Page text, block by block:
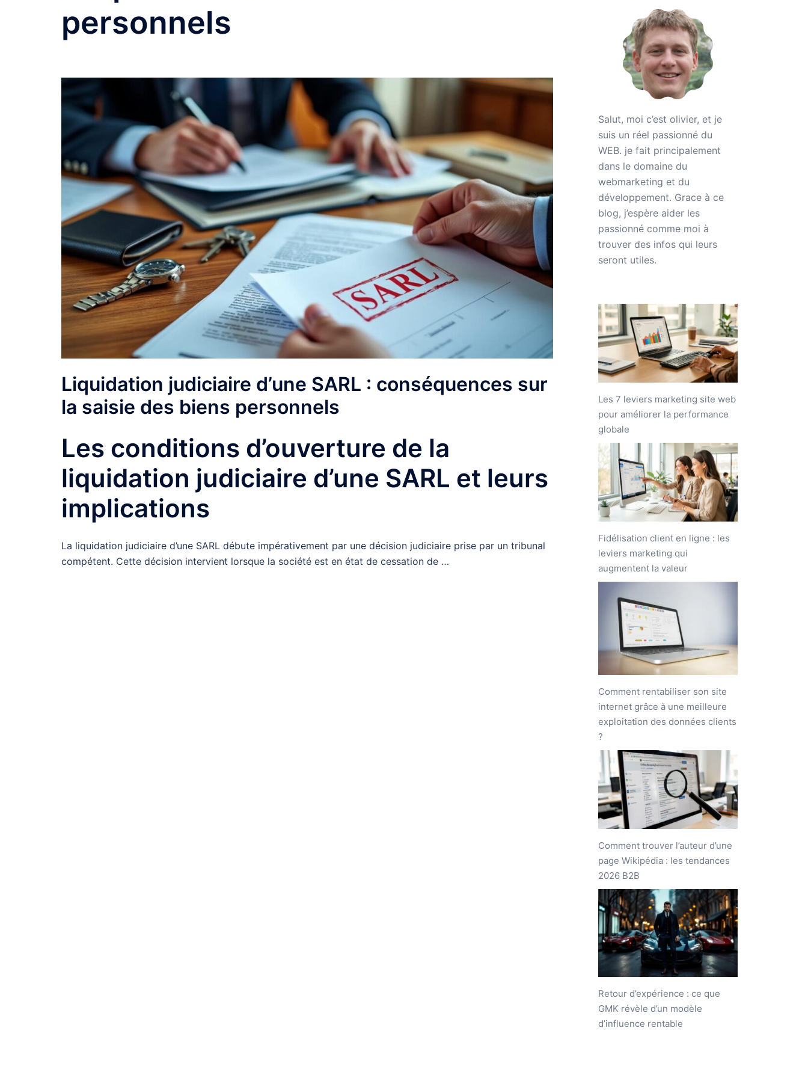
personnels
Liquidation judiciaire d’une SARL : conséquences sur
la saisie des biens personnels
Les conditions d’ouverture de la
liquidation judiciaire d’une SARL et leurs
implications
La liquidation judiciaire d’une SARL débute impérativement par une décision judiciaire prise par un tribunal
compétent. Cette décision intervient lorsque la société est en état de cessation de …
Salut, moi c’est olivier, et je
suis un réel passionné du
WEB. je fait principalement
dans le domaine du
webmarketing et du
développement. Grace à ce
blog, j’espère aider les
passionné comme moi à
trouver des infos qui leurs
seront utiles.
Les 7 leviers marketing site web
pour améliorer la performance
globale
Fidélisation client en ligne : les
leviers marketing qui
augmentent la valeur
Comment rentabiliser son site
internet grâce à une meilleure
exploitation des données clients
?
Comment trouver l’auteur d’une
page Wikipédia : les tendances
2026 B2B
Retour d’expérience : ce que
GMK révèle d’un modèle
d’influence rentable